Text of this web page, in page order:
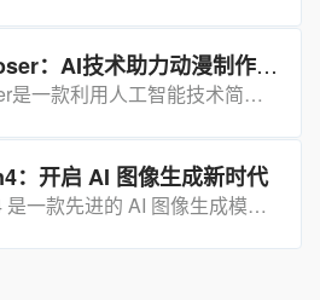
ToonComposer：AI技术助力动漫制作的高效工具
ToonComposer是一款利用人工智能技术简化动漫制作流程的工具，能够实现自动上色和生成动画，大幅提升动漫创作效率。
：开启 AI 图像生成新时代
谷歌 Imagen 4 是一款先进的 AI 图像生成模型，能够基于文本描述快速生成高质量、高分辨率的图像。